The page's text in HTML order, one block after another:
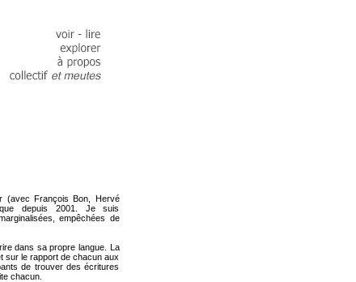
(avec François Bon, Hervé
depuis 2001. Je suis
empêchées de
dans sa propre langue. La
sur le rapport de chacun aux
de trouver des écritures
chacun.